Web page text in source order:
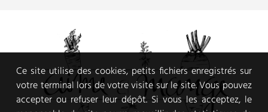
Ce site utilise des cookies, petits fichiers enregistrés sur
votre terminal lors de votre visite sur le site. Vous pouvez
accepter ou refuser leur dépôt. Si vous les acceptez, le